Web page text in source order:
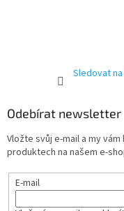
Sledovat
Odebírat newsletter
Vložte svůj e-mail a my
produktech na našem e-
E-mail